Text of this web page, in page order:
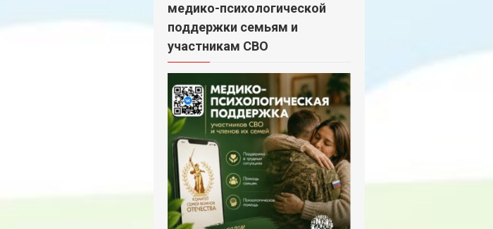
медико-психологической
поддержки семьям и
участникам СВО